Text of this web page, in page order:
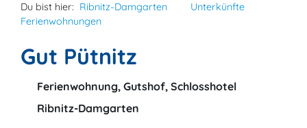
Du bist hier: Ribnitz-Damgarten
Unterkünfte
Ferienwohnungen
Gut Pütnitz
Ferienwohnung, Gutshof, Schlosshotel
Ribnitz-Damgarten